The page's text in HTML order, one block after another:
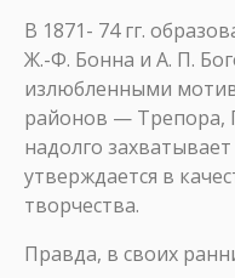
В 1871- 74 гг.
Ж.-Ф. Бонна и А. П.
излюбленными
районов — Трепора,
надолго
утверждается в
творчества.
Правда, в своих